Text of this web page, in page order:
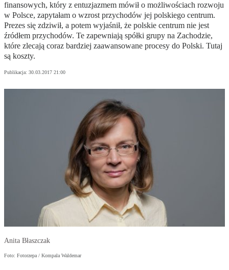
finansowych, który z entuzjazmem mówił o możliwościach rozwoju
w Polsce, zapytałam o wzrost przychodów jej polskiego centrum.
Prezes się zdziwił, a potem wyjaśnił, że polskie centrum nie jest
źródłem przychodów. Te zapewniają spółki grupy na Zachodzie,
które zlecają coraz bardziej zaawansowane procesy do Polski. Tutaj
są koszty.
Publikacja: 30.03.2017 21:00
Anita Błaszczak
Foto: Fotorzepa / Kompala Waldemar